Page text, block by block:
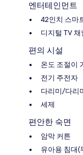
엔터테인먼트
42인치 스마
디지털 TV 채
편의 시설
온도 조절이
전기 주전자
다리미/다리
세제
편안한 숙면
암막 커튼
유아용 침대(